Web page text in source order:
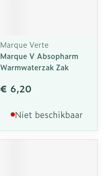
Marque Verte
Marque V Absopharm
Warmwaterzak Zak
€ 6,20
Niet beschikbaar